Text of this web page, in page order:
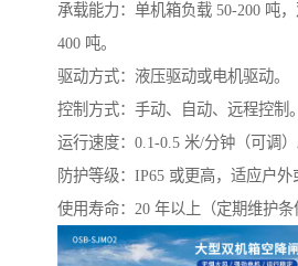
承载能力：单机箱负载 50-200 吨
400 吨。
驱动方式：液压驱动或电机驱动。
控制方式：手动、自动、远程控制。
运行速度：0.1-0.5 米/分钟（可调）
防护等级：IP65 或更高，适应户外
使用寿命：20 年以上（定期维护条